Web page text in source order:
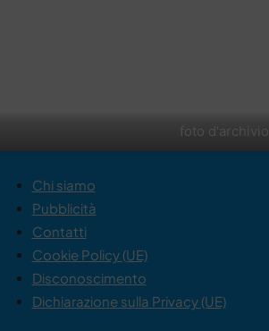
foto d'archivio
Chi siamo
Pubblicità
Contatti
Cookie Policy (UE)
Disconoscimento
Dichiarazione sulla Privacy (UE)